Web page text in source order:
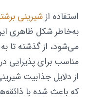
استفاده از شیرینی
به‌خاطر شکل ظاهری
می‌شود، از گذشته تا
مناسب برای پذیرایی
از دلایل جذابیت
که باعث شده با